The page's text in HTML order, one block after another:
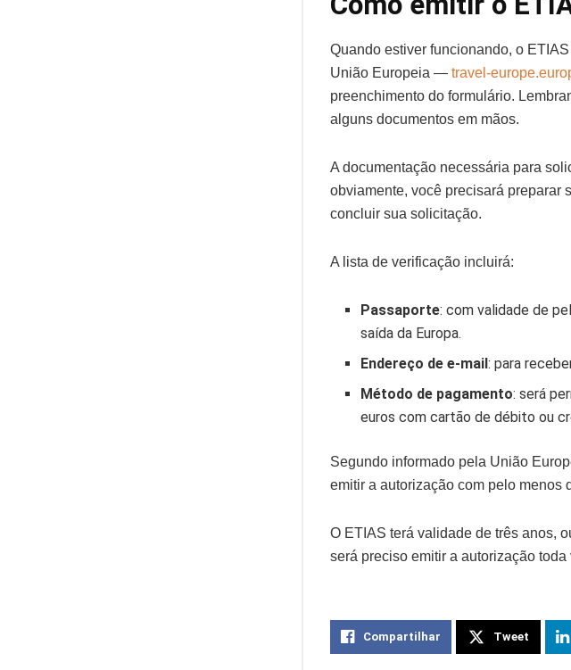
Quando estiver funcionando, o
União Europeia — travel-
preenchimento do formulário.
alguns documentos em mãos.
A documentação necessária para
obviamente, você precisará preparar
concluir sua solicitação.
A lista de verificação incluirá:
Passaporte: com validade de
saída da Europa.
Endereço de e-mail: para
Método de pagamento: será
euros com cartão de débito ou
Segundo informado pela União
emitir a autorização com pelo menos
O ETIAS terá validade de três anos,
será preciso emitir a autorização
Compartilhar Tweet